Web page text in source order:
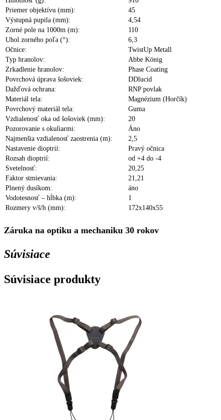
Priemer objektívu (mm):
45
Výstupná pupila (mm):
4,54
Zorné pole na 1000m (m):
110
Uhol zorného poľa (°):
6,3
Očnice:
TwistUp Metall
Typ hranolov:
Abbe König
Zrkadlenie hranolov:
Phase Coating
Povrchová úprava šošoviek:
DDlucid
Dažďová ochrana:
RNP povlak
Materiál tela:
Magnézium (Horčík)
Povrchový materiál tela:
Guma
Vzdialenosť oka od šošoviek (mm):
20
Pozorovanie s okuliarmi:
Áno
Najmenšia vzdialenosť zaostrenia (m):
2,5
Nastavenie dioptrií:
Pravý očnica
Rozsah dioptrií:
od +4 do -4
Svetelnosť:
20,25
Faktor stmievania:
21,21
Plnený dusíkom:
áno
Vodotesnosť – hĺbka (m):
1
Rozmery v/š/h (mm):
172x140x55
Záruka na optiku a mechaniku 30 rokov
Súvisiace
Súvisiace produkty